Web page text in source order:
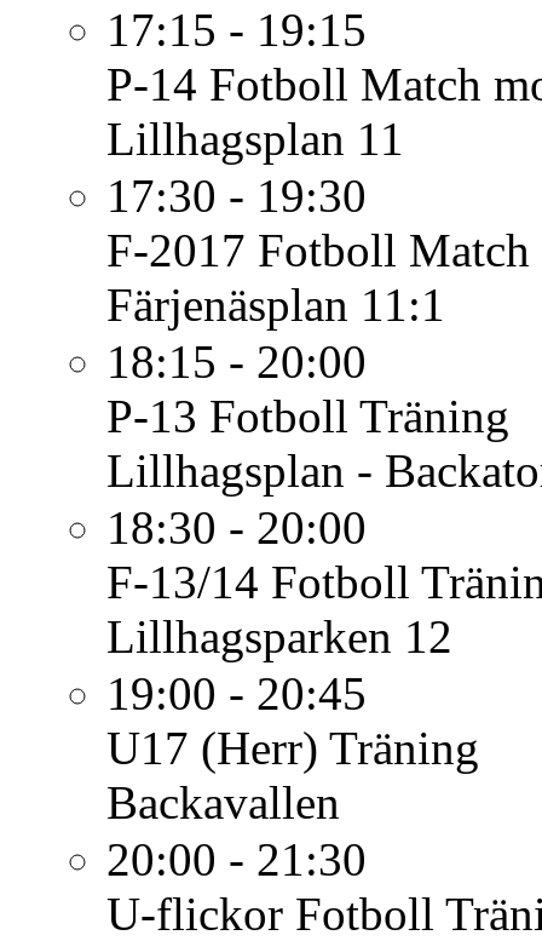
17:15 - 19:15
P-14 Fotboll Match
Lillhagsplan 11
17:30 - 19:30
F-2017 Fotboll
Färjenäsplan 11:1
18:15 - 20:00
P-13 Fotboll Träning
Lillhagsplan -
18:30 - 20:00
F-13/14 Fotboll
Lillhagsparken 12
19:00 - 20:45
U17 (Herr) Träning
Backavallen
20:00 - 21:30
U-flickor Fotboll